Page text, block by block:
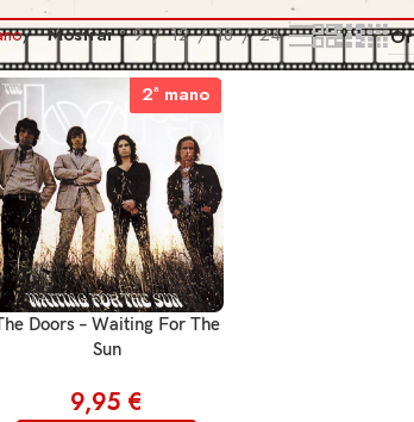
Mostrar 9 12 18 24
2ª mano
2ª mano
Doors – Waiting For The
Sun
9,95 €